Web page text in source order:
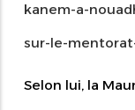
kanem-a-
sur-le-
Selon lui, la